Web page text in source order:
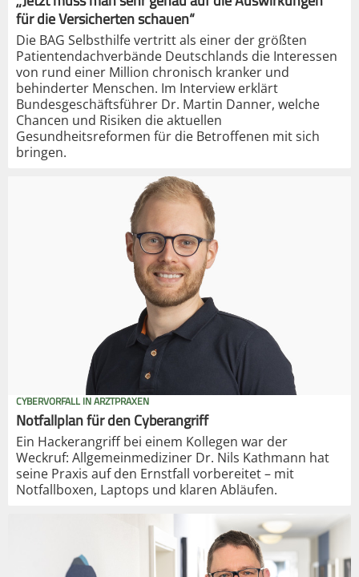
für die Versicherten schauen“
Die BAG Selbsthilfe vertritt als einer der größten
Patientendachverbände Deutschlands die Interessen
von rund einer Million chronisch kranker und
behinderter Menschen. Im Interview erklärt
Bundesgeschäftsführer Dr. Martin Danner, welche
Chancen und Risiken die aktuellen
Gesundheitsreformen für die Betroffenen mit sich
bringen.
CYBERVORFALL IN ARZTPRAXEN
Notfallplan für den Cyberangriff
Ein Hackerangriff bei einem Kollegen war der
Weckruf: Allgemeinmediziner Dr. Nils Kathmann hat
seine Praxis auf den Ernstfall vorbereitet – mit
Notfallboxen, Laptops und klaren Abläufen.